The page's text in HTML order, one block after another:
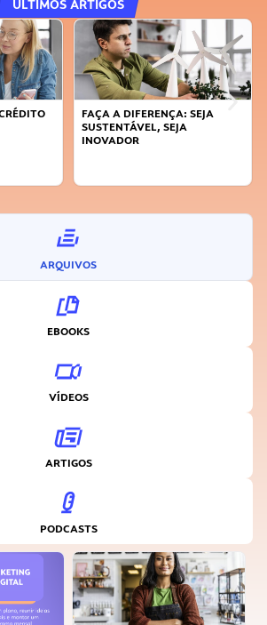
ÚLTIMOS ARTIGOS
FAÇA A DIFERENÇA: SEJA
SUSTENTÁVEL, SEJA
INOVADOR
ARQUIVOS
EBOOKS
VÍDEOS
ARTIGOS
PODCASTS